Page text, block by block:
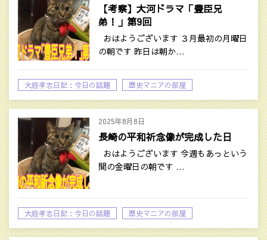
【考察】大河ドラマ「豊臣兄
弟！」第9回‎
おはようございます ３月最初の月曜日
の朝です 昨日は朝か…
大庭孝志日記：今日の話題 歴史マニアの部屋
2025年8月8日
長崎の平和祈念像が完成した日
おはようございます 今週もあっという
間の金曜日の朝です …
大庭孝志日記：今日の話題 歴史マニアの部屋